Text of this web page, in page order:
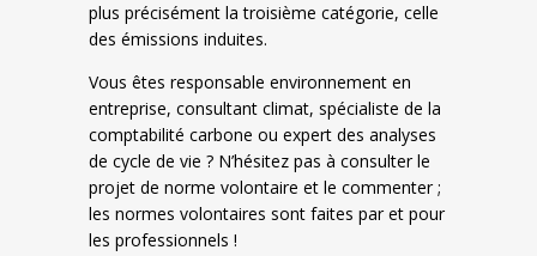
plus précisément la troisième catégorie, celle
des émissions induites.
Vous êtes responsable environnement en
entreprise, consultant climat, spécialiste de la
comptabilité carbone ou expert des analyses
de cycle de vie ? N’hésitez pas à consulter le
projet de norme volontaire et le commenter ;
les normes volontaires sont faites par et pour
les professionnels !